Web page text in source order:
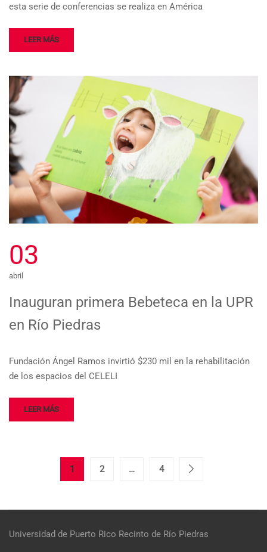
esta serie de conferencias se realiza en América
LEER MÁS
03
abril
Inauguran primera Bebeteca en la UPR
en Río Piedras
Fundación Ángel Ramos invirtió $230 mil en la rehabilitación
de los espacios del CELELI
LEER MÁS
1 2 … 4
Universidad de Puerto Rico Recinto de Río Piedras